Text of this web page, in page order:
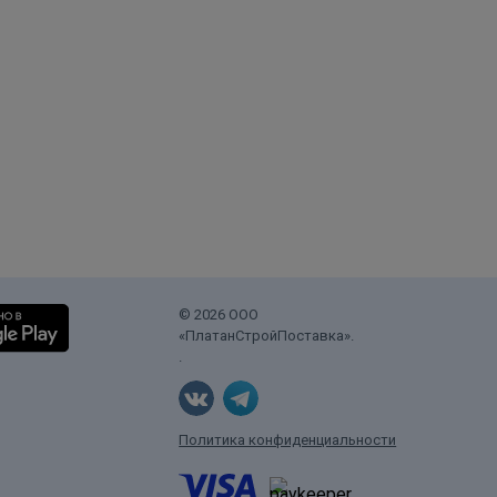
© 2026 ООО
«ПлатанСтройПоставка».
.
Политика конфиденциальности